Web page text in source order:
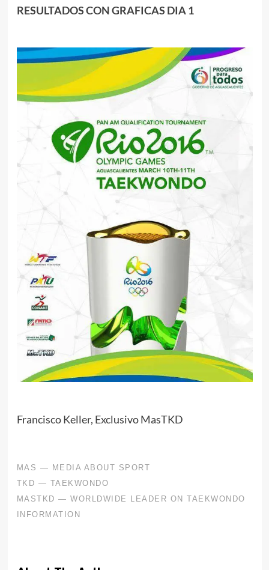
RESULTADOS CON GRAFICAS DIA 1
Francisco Keller, Exclusivo MasTKD